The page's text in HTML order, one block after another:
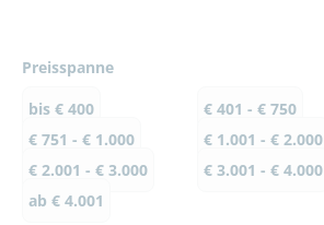
Preisspanne
bis € 400
€ 401 - € 750
€ 751 - € 1.000
€ 1.001 - € 2.000
€ 2.001 - € 3.000
€ 3.001 - € 4.000
ab € 4.001